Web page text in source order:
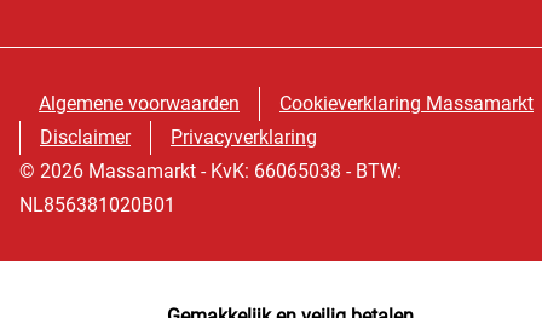
Algemene voorwaarden
Cookieverklaring Massamarkt
Disclaimer
Privacyverklaring
© 2026 Massamarkt - KvK: 66065038 - BTW:
NL856381020B01